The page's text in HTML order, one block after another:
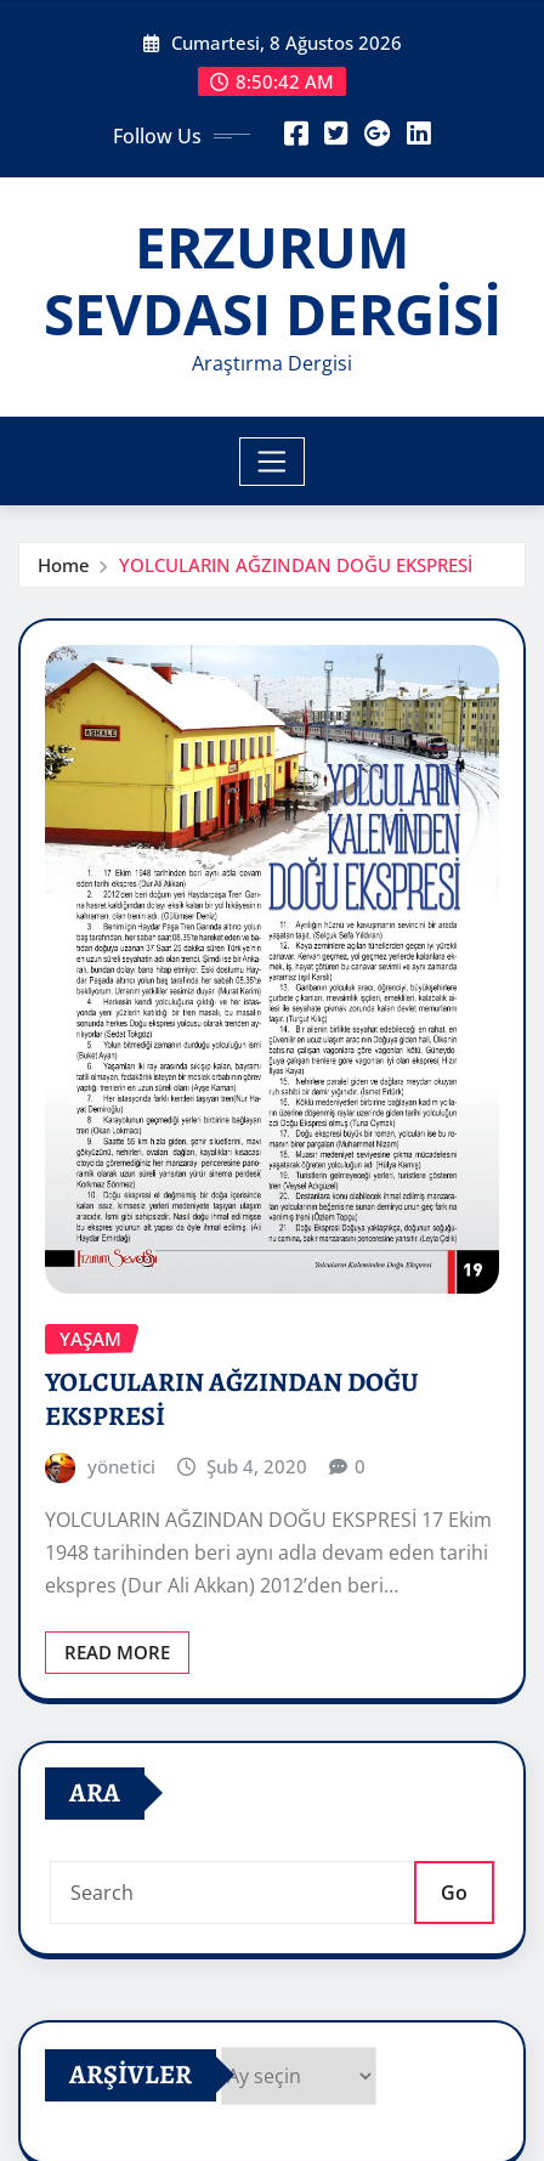
Cumartesi, 8 Ağustos 2026
8:50:43 AM
Follow Us
ERZURUM
SEVDASI DERGİSİ
Araştırma Dergisi
Home YOLCULARIN AĞZINDAN DOĞU EKSPRESİ
YAŞAM
YOLCULARIN AĞZINDAN DOĞU
EKSPRESİ
yönetici Şub 4, 2020 0
YOLCULARIN AĞZINDAN DOĞU EKSPRESİ 17 Ekim
1948 tarihinden beri aynı adla devam eden tarihi
ekspres (Dur Ali Akkan) 2012’den beri…
READ MORE
ARA
Go
ARŞIVLER